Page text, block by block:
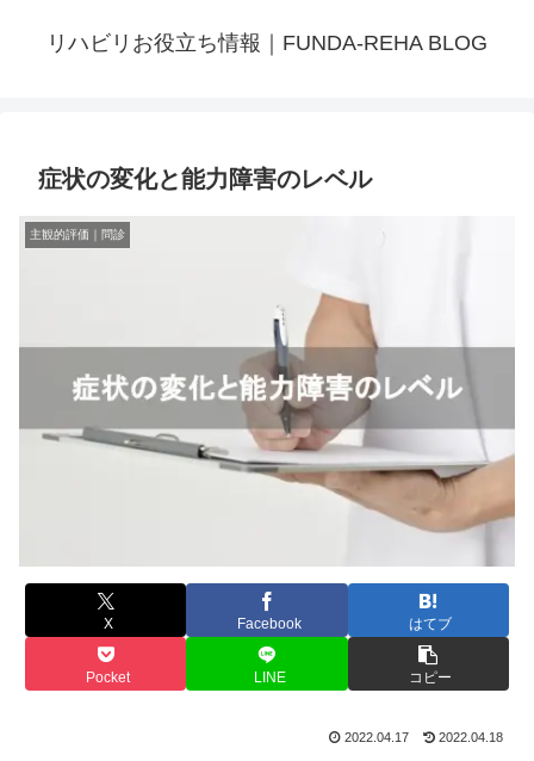
リハビリお役立ち情報｜FUNDA-REHA BLOG
症状の変化と能力障害のレベル
主観的評価｜問診
X Facebook はてブ
Pocket LINE コピー
2022.04.17 2022.04.18